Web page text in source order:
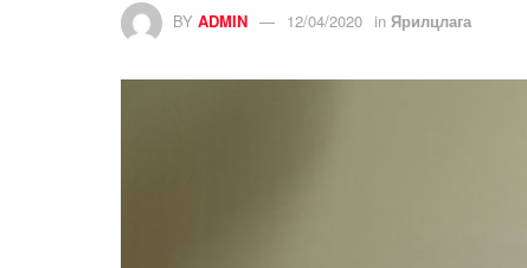
BY ADMIN 12/04/2020 in Ярилцлага